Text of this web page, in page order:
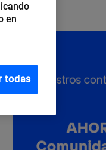
en
todas